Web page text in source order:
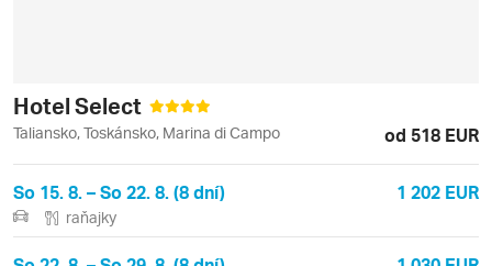
Hotel Select
Taliansko, Toskánsko, Marina di Campo od 518 EUR
So 15. 8. – So 22. 8. (8 dní) 1 202 EUR
raňajky